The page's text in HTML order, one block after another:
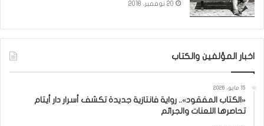
20 نوفمبر، 2018
اخبار المؤلفين والكتاب
15 مايو، 2026
«الكتاب المفقود».. رواية فانتازية جديدة تكشف أسرار دار أيتام
تحاصرها اللعنات والجرائم